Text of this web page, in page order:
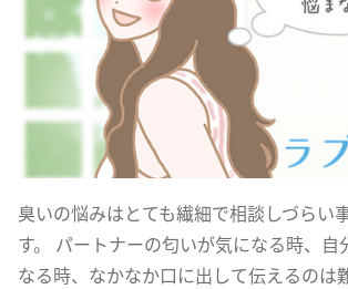
臭いの悩みはとても繊細で相談しづらい
す。 パートナーの匂いが気になる時、自
なる時、なかなか口に出して伝えるのは